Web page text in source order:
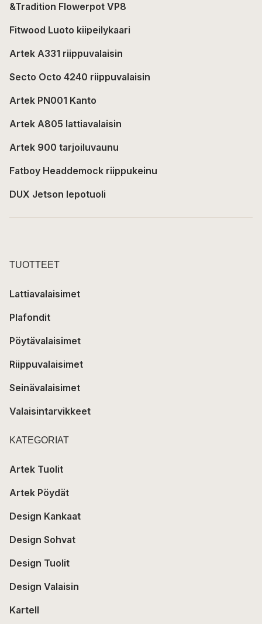
&Tradition Flowerpot VP8
Fitwood Luoto kiipeilykaari
Artek A331 riippuvalaisin
Secto Octo 4240 riippuvalaisin
Artek PN001 Kanto
Artek A805 lattiavalaisin
Artek 900 tarjoiluvaunu
Fatboy Headdemock riippukeinu
DUX Jetson lepotuoli
TUOTTEET
Lattiavalaisimet
Plafondit
Pöytävalaisimet
Riippuvalaisimet
Seinävalaisimet
Valaisintarvikkeet
KATEGORIAT
Artek Tuolit
Artek Pöydät
Design Kankaat
Design Sohvat
Design Tuolit
Design Valaisin
Kartell